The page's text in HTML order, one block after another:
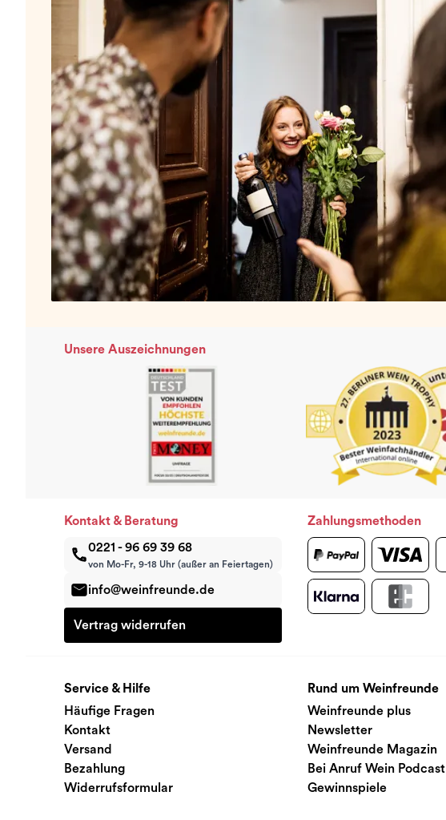
Unsere Auszeichnungen
Kontakt & Beratung
0221 - 96 69 39 68
von Mo-Fr, 9-18 Uhr (außer an Feiertagen)
info@weinfreunde.de
Vertrag widerrufen
Zahlungsmethoden
Service & Hilfe
Häufige Fragen
Kontakt
Versand
Bezahlung
Widerrufsformular
Rund um Weinfreunde
Weinfreunde plus
Newsletter
Weinfreunde Magazin
Bei Anruf Wein Podcast
Gewinnspiele